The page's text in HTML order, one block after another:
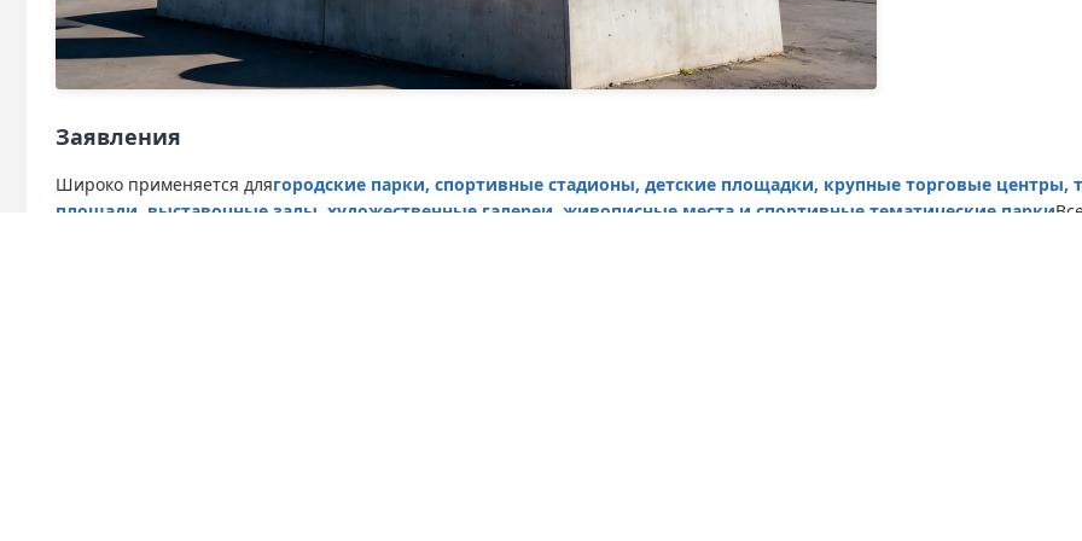
Заявления
Широко применяется длягородские парки, спортивные стадионы, детские площадки, крупные торговые центры,
площади, выставочные залы, художественные галереи, живописные места и спортивные тематические парки